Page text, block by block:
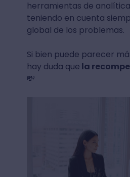
herramientas de
teniendo en cuenta
global de los problemas.
Si bien puede parecer
hay duda que la
💸